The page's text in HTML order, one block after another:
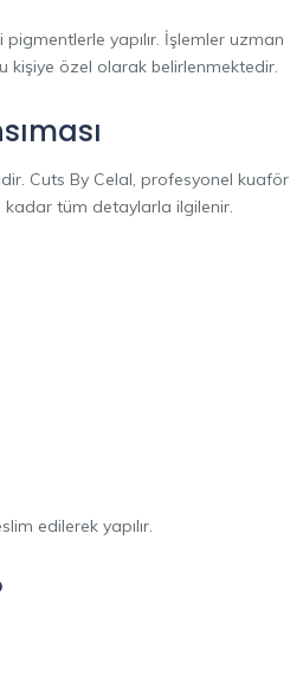
yapılır. İşlemler uzman
kişiye özel olarak belirlenmektedir.
Cuts By Celal, profesyonel kuaför
kadar tüm detaylarla ilgilenir.
edilerek yapılır.